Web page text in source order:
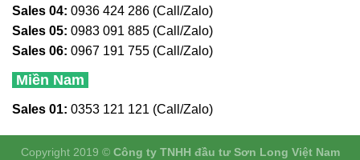
Sales 04: 0936 424 286 (Call/Zalo)
Sales 05: 0983 091 885 (Call/Zalo)
Sales 06: 0967 191 755 (Call/Zalo)
Miền Nam
Sales 01: 0353 121 121 (Call/Zalo)
Copyright 2019 © Công ty TNHH đầu tư Sơn Long Việt Nam